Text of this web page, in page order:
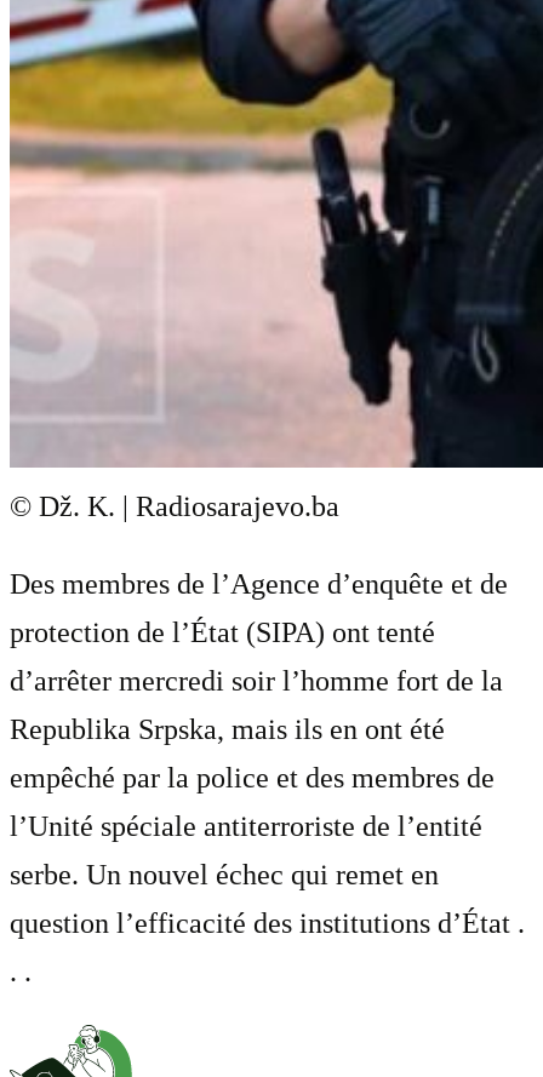
© Dž. K. | Radiosarajevo.ba
Des membres de l’Agence d’enquête et de
protection de l’État (SIPA) ont tenté
d’arrêter mercredi soir l’homme fort de la
Republika Srpska, mais ils en ont été
empêché par la police et des membres de
l’Unité spéciale antiterroriste de l’entité
serbe. Un nouvel échec qui remet en
question l’efficacité des institutions d’État .
. .